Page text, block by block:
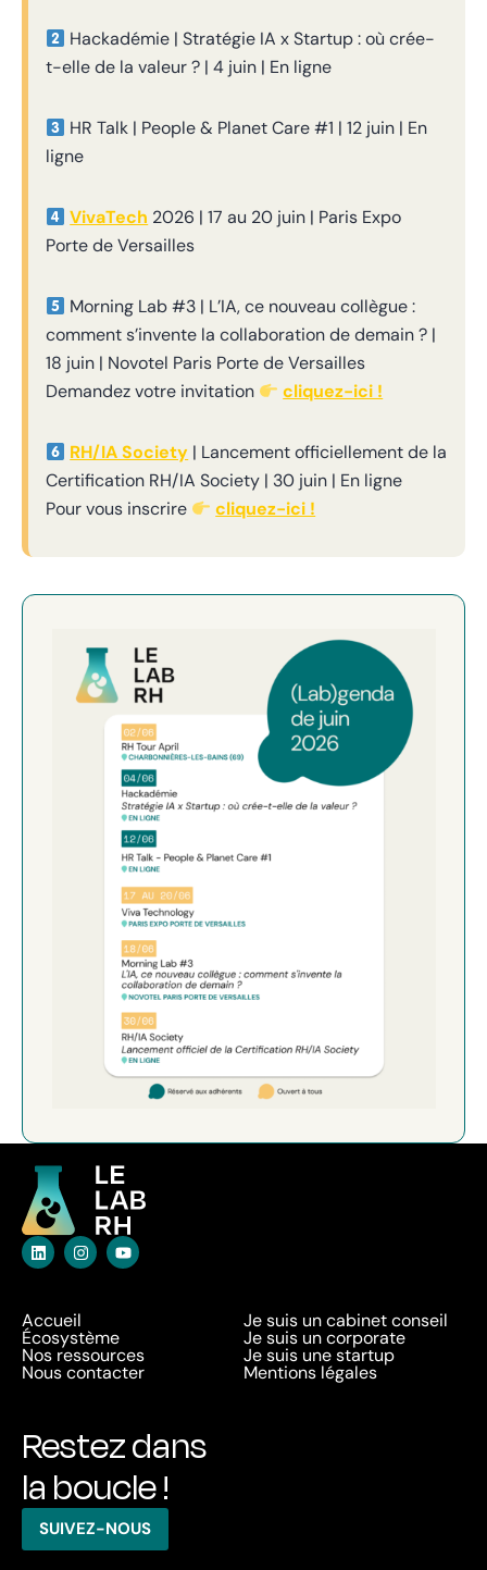
Hackadémie | Stratégie IA x Startup : où crée-
t-elle de la valeur ? | 4 juin | En ligne
HR Talk | People & Planet Care #1 | 12 juin | En
ligne
VivaTech 2026 | 17 au 20 juin | Paris Expo
Porte de Versailles
Morning Lab #3 | L’IA, ce nouveau collègue :
comment s’invente la collaboration de demain ? |
18 juin | Novotel Paris Porte de Versailles
Demandez votre invitation
cliquez-ici !
RH/IA Society | Lancement officiellement de la
Certification RH/IA Society | 30 juin | En ligne
Pour vous inscrire
cliquez-ici !
Accueil
Écosystème
Nos ressources
Nous contacter
Je suis un cabinet conseil
Je suis un corporate
Je suis une startup
Mentions légales
Restez dans
la boucle !
SUIVEZ-NOUS